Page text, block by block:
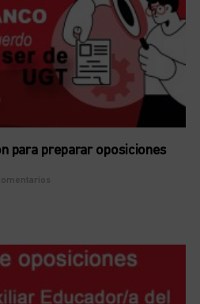
para preparar oposiciones